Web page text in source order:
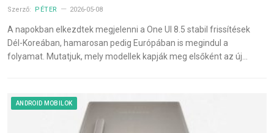
Szerző: PÉTER 2026-05-08
A napokban elkezdtek megjelenni a One UI 8.5 stabil frissítések
Dél-Koreában, hamarosan pedig Európában is megindul a
folyamat. Mutatjuk, mely modellek kapják meg elsőként az új…
ANDROID MOBILOK